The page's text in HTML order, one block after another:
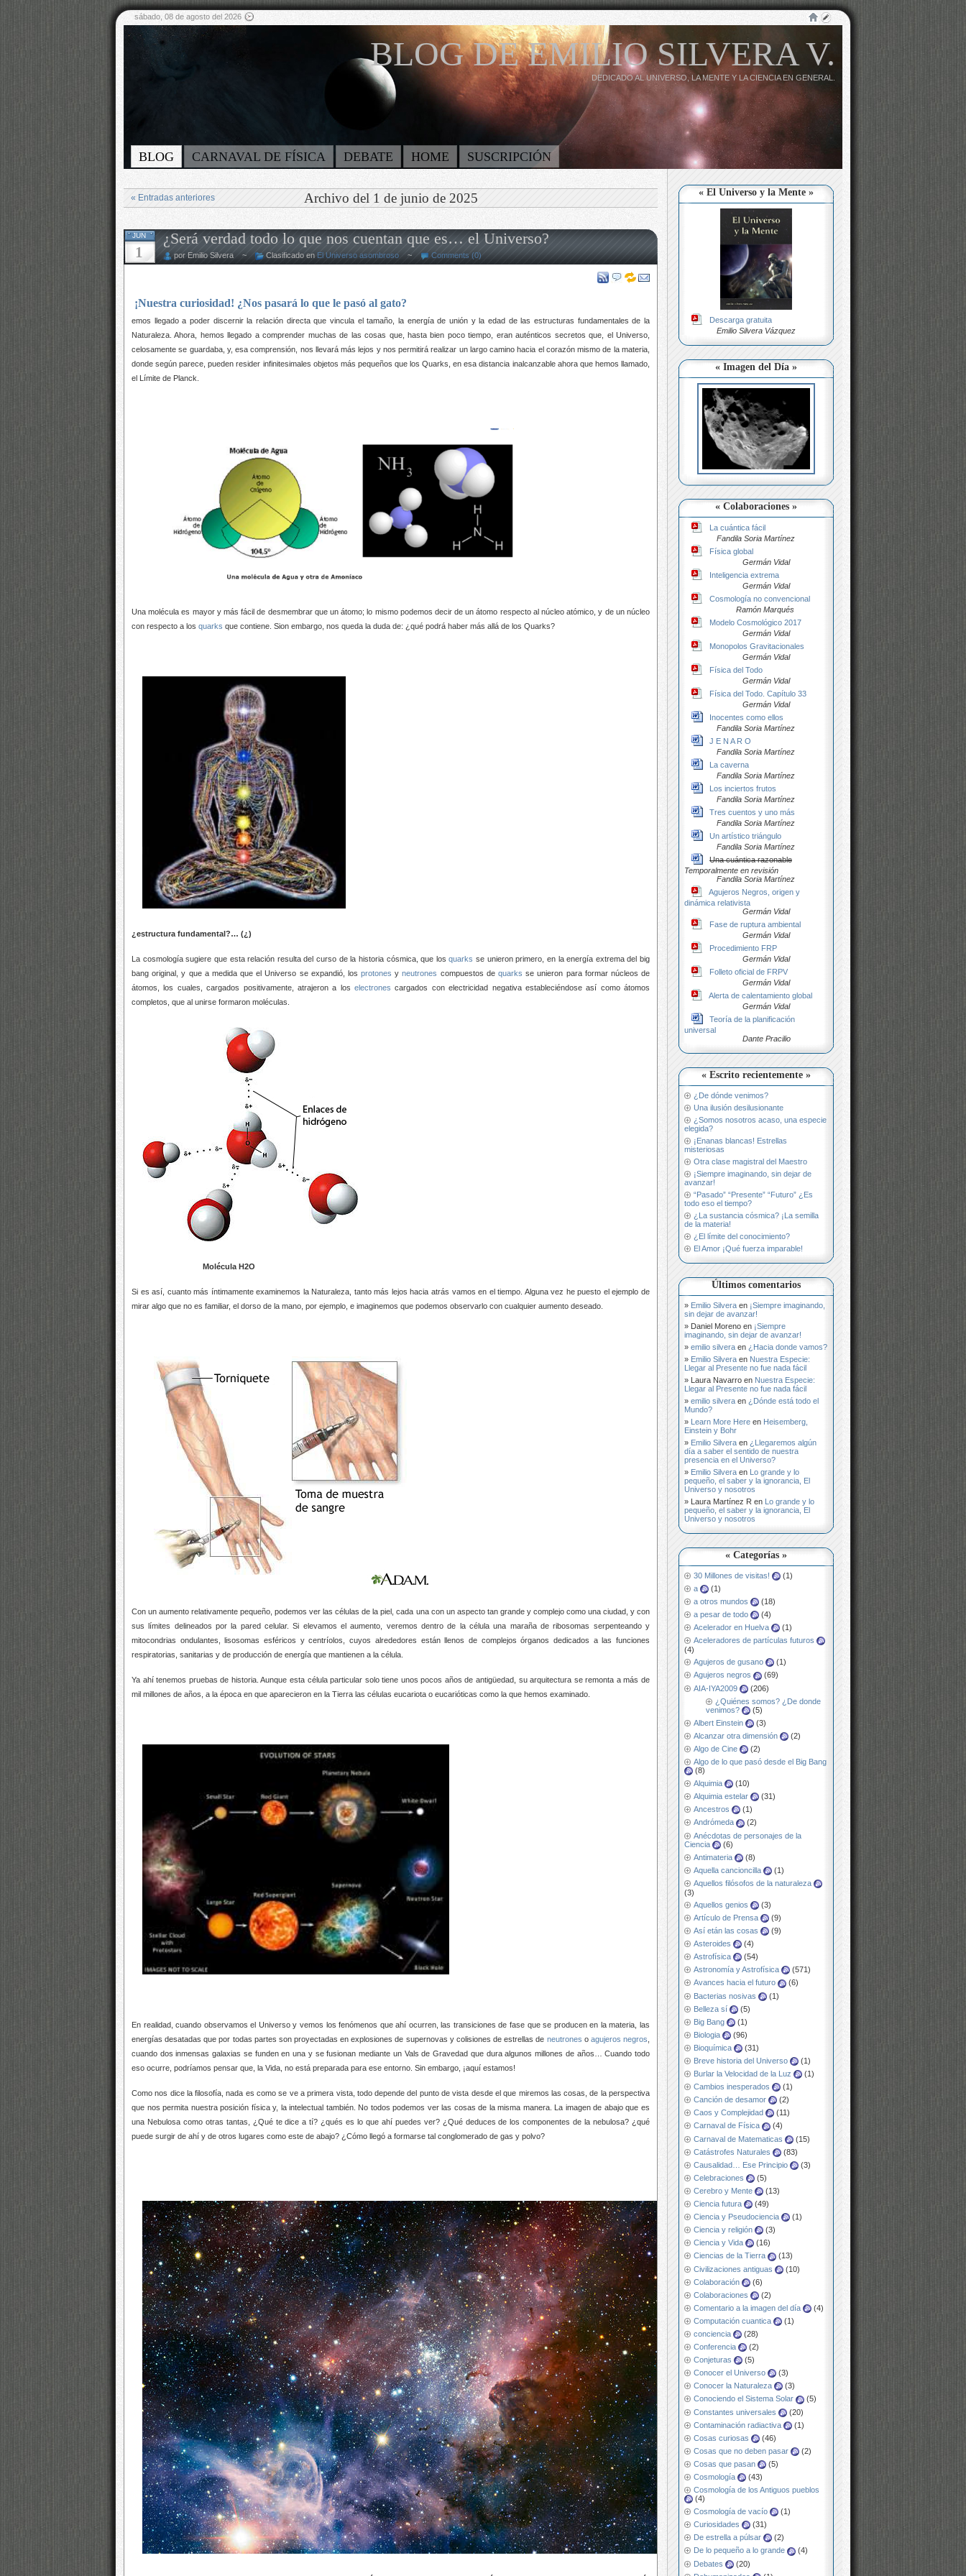
sábado, 08 de agosto del 2026
BLOG DE EMILIO SILVERA V.
DEDICADO AL UNIVERSO, LA MENTE Y LA CIENCIA EN GENERAL.
BLOG CARNAVAL DE FÍSICA DEBATE HOME SUSCRIPCIÓN
« El Universo y la Mente »
Descarga gratuita
Emilio Silvera Vázquez
« Imagen del Día »
« Colaboraciones »
La cuántica fácil
Fandila Soria Martínez
Física global
Germán Vidal
Inteligencia extrema
Germán Vidal
Cosmología no convencional
Ramón Marqués
Modelo Cosmológico 2017
Germán Vidal
Monopolos Gravitacionales
Germán Vidal
Física del Todo
Germán Vidal
Física del Todo. Capítulo 33
Germán Vidal
Inocentes como ellos
Fandila Soria Martínez
J E N A R O
Fandila Soria Martínez
La caverna
Fandila Soria Martínez
Los inciertos frutos
Fandila Soria Martínez
Tres cuentos y uno más
Fandila Soria Martínez
Un artístico triángulo
Fandila Soria Martínez
Una cuántica razonable
Temporalmente en revisión
Fandila Soria Martínez
Agujeros Negros, origen y
dinámica relativista
Germán Vidal
Fase de ruptura ambiental
Germán Vidal
Procedimiento FRP
Germán Vidal
Folleto oficial de FRPV
Germán Vidal
Alerta de calentamiento global
Germán Vidal
Teoría de la planificación
universal
Dante Pracilio
« Escrito recientemente »
¿De dónde venimos?
Una ilusión desilusionante
¿Somos nosotros acaso, una especie
elegida?
¡Enanas blancas! Estrellas
misteriosas
Otra clase magistral del Maestro
¡Siempre imaginando, sin dejar de
avanzar!
“Pasado” “Presente” “Futuro” ¿Es
todo eso el tiempo?
¿La sustancia cósmica? ¡La semilla
de la materia!
¿El límite del conocimiento?
El Amor ¡Qué fuerza imparable!
Últimos comentarios
Emilio Silvera en ¡Siempre imaginando,
sin dejar de avanzar!
Daniel Moreno en ¡Siempre
imaginando, sin dejar de avanzar!
emilio silvera en ¿Hacia donde vamos?
Emilio Silvera en Nuestra Especie:
Llegar al Presente no fue nada fácil
Laura Navarro en Nuestra Especie:
Llegar al Presente no fue nada fácil
emilio silvera en ¿Dónde está todo el
Mundo?
Learn More Here en Heisemberg,
Einstein y Bohr
Emilio Silvera en ¿Llegaremos algún
día a saber el sentido de nuestra
presencia en el Universo?
Emilio Silvera en Lo grande y lo
pequeño, el saber y la ignorancia, El
Universo y nosotros
Laura Martínez R en Lo grande y lo
pequeño, el saber y la ignorancia, El
Universo y nosotros
« Categorías »
30 Millones de visitas!
(1)
a
(1)
a otros mundos
(18)
a pesar de todo
(4)
Acelerador en Huelva
(1)
Aceleradores de partículas futuros
(4)
Agujeros de gusano
(1)
Agujeros negros
(69)
AIA-IYA2009
(206)
¿Quiénes somos? ¿De donde
venimos?
(5)
Albert Einstein
(3)
Alcanzar otra dimensión
(2)
Algo de Cine
(2)
Algo de lo que pasó desde el Big Bang
(8)
Alquimia
(10)
Alquimia estelar
(31)
Ancestros
(1)
Andrómeda
(2)
Anécdotas de personajes de la
Ciencia
(6)
Antimateria
(8)
Aquella cancioncilla
(1)
Aquellos filósofos de la naturaleza
(3)
Aquellos genios
(3)
Artículo de Prensa
(9)
Así etán las cosas
(9)
Asteroides
(4)
Astrofísica
(54)
Astronomía y Astrofísica
(571)
Avances hacia el futuro
(6)
Bacterias nosivas
(1)
Belleza sí
(5)
Big Bang
(1)
Biologia
(96)
Bioquímica
(31)
Breve historia del Universo
(1)
Burlar la Velocidad de la Luz
(1)
Cambios inesperados
(1)
Canción de desamor
(2)
Caos y Complejidad
(11)
Carnaval de Física
(4)
Carnaval de Matematicas
(15)
Catástrofes Naturales
(83)
Causalidad… Ese Principio
(3)
Celebraciones
(5)
Cerebro y Mente
(13)
Ciencia futura
(49)
Ciencia y Pseudociencia
(1)
Ciencia y religión
(3)
Ciencia y Vida
(16)
Ciencias de la Tierra
(13)
Civilizaciones antiguas
(10)
Colaboración
(6)
Colaboraciones
(2)
Comentario a la imagen del día
(4)
Computación cuantica
(1)
conciencia
(28)
Conferencia
(2)
Conjeturas
(5)
Conocer el Universo
(3)
Conocer la Naturaleza
(3)
Conociendo el Sistema Solar
(5)
Constantes universales
(20)
Contaminación radiactiva
(1)
Cosas curiosas
(46)
Cosas que no deben pasar
(2)
Cosas que pasan
(5)
Cosmología
(43)
Cosmología de los Antiguos pueblos
(4)
Cosmología de vacío
(1)
Curiosidades
(31)
De estrella a púlsar
(2)
De lo pequeño a lo grande
(4)
Debates
(20)
Archivo del 1 de junio de 2025
« Entradas anteriores
JUN
1
¿Será verdad todo lo que nos cuentan que es… el Universo?
por Emilio Silvera ~ Clasificado en El Universo asombroso~ Comments (0)
¡Nuestra curiosidad! ¿Nos pasará lo que le pasó al gato?
emos llegado a poder discernir la relación directa que vincula el tamaño, la energía de unión y la edad de las estructuras fundamentales de la
Naturaleza. Ahora, hemos llegado a comprender muchas de las cosas que, hasta bien poco tiempo, eran auténticos secretos que, el Universo,
celosamente se guardaba, y, esa comprensión, nos llevará más lejos y nos permitirá realizar un largo camino hacia el corazón mismo de la materia,
donde según parece, pueden resider infinitesimales objetos más pequeños que los Quarks, en esa distancia inalcanzable ahora que hemos llamado,
el Límite de Planck.
Una molécula es mayor y más fácil de desmembrar que un átomo; lo mismo podemos decir de un átomo respecto al núcleo atómico, y de un núcleo
con respecto a los quarks que contiene. Sion embargo, nos queda la duda de: ¿qué podrá haber más allá de los Quarks?
¿estructura fundamental?… (¿)
La cosmología sugiere que esta relación resulta del curso de la historia cósmica, que losquarks se unieron primero, en la energía extrema del big
bang original, y que a medida que el Universo se expandió, losprotones yneutrones compuestos de quarks se unieron para formar núcleos de
átomos, los cuales, cargados positivamente, atrajeron a los electrones cargados con electricidad negativa estableciéndose así como átomos
completos, que al unirse formaron moléculas.
Molécula H2O
Si es así, cuanto más íntimamente examinemos la Naturaleza, tanto más lejos hacia atrás vamos en el tiempo. Alguna vez he puesto el ejemplo de
mirar algo que no es familiar, el dorso de la mano, por ejemplo, e imaginemos que podemos observarlo con cualquier aumento deseado.
Con un aumento relativamente pequeño, podemos ver las células de la piel, cada una con un aspecto tan grande y complejo como una ciudad, y con
sus límites delineados por la pared celular. Si elevamos el aumento, veremos dentro de la célula una maraña de ribosomas serpenteando y
mitocondrias ondulantes, lisosomas esféricos y centríolos, cuyos alrededores están llenos de complejos órganos dedicados a las funciones
respiratorias, sanitarias y de producción de energía que mantienen a la célula.
Ya ahí tenemos pruebas de historia. Aunque esta célula particular solo tiene unos pocos años de antigüedad, su arquitectura se remonta a más de
mil millones de años, a la época en que aparecieron en la Tierra las células eucariota o eucarióticas como la que hemos examinado.
En realidad, cuando observamos el Universo y vemos los fenómenos que ahí ocurren, las transiciones de fase que se producen en la materia, las
energías desatadas que por todas partes son proyectadas en explosiones de supernovas y colisiones de estrellas de neutrones o agujeros negros
cuando dos inmensas galaxias se funden en una y se fusionan mediante un Vals de Gravedad que dura algunos millones de años… Cuando todo
eso ocurre, podríamos pensar que, la Vida, no está preparada para ese entorno. Sin embargo, ¡aquí estamos!
Como nos dice la filosofía, nada es como se ve a primera vista, todo depende del punto de vista desde el que miremos las cosas, de la perspectiva
que nos permita nuestra posición física y, la intelectual también. No todos podemos ver las cosas de la misma manera. La imagen de abajo que es
una Nebulosa como otras tantas, ¿Qué te dice a tí? ¿qués es lo que ahí puedes ver? ¿Qué deduces de los componentes de la nebulosa? ¿qué
puede surgir de ahí y de otros lugares como este de abajo? ¿Cómo llegó a formarse tal conglomerado de gas y polvo?